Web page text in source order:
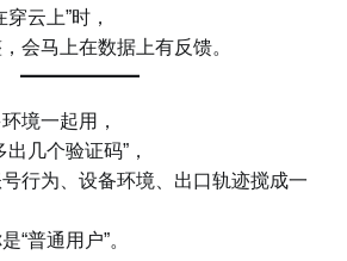
云上”时，
会马上在数据上有反馈。
境一起用，
几个验证码”，
行为、设备环境、出口轨迹搅成一
“普通用户”。